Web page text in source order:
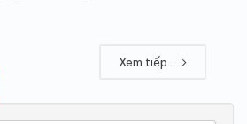
Xem tiếp...